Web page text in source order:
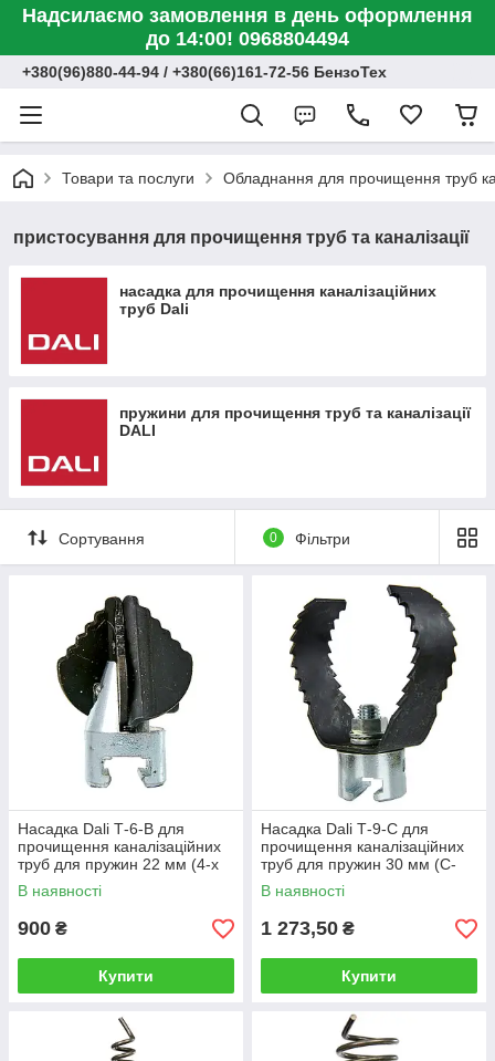
Надсилаємо замовлення в день оформлення
до 14:00! 0968804494
+380(96)880-44-94 / +380(66)161-72-56 БензоТех
Товари та послуги Обладнання для прочищення труб
пристосування для прочищення труб та каналізації
насадка для прочищення каналізаційних
труб Dali
пружини для прочищення труб та каналізації
DALI
Сортування 0 Фільтри
Насадка Dali Т-6-B для
прочищення каналізаційних
труб для пружин 22 мм (4-х
пелюстковий хрестоподібний
бур)
В наявності
900 ₴
Купити
Насадка Dali Т-9-С для
прочищення каналізаційних
труб для пружин 30 мм (C-
подібний ніж)
В наявності
1 273,50 ₴
Купити